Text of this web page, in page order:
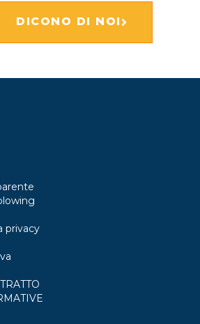
DICONO DI NOI
privacy